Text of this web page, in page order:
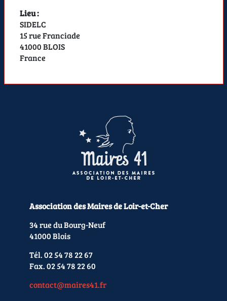
Lieu :
SIDELC
15 rue Franciade
41000 BLOIS
France
Association des Maires de Loir-et-Cher
34 rue du Bourg-Neuf
41000 Blois
Tél. 02 54 78 22 67
Fax. 02 54 78 22 60
contact@maires41.fr